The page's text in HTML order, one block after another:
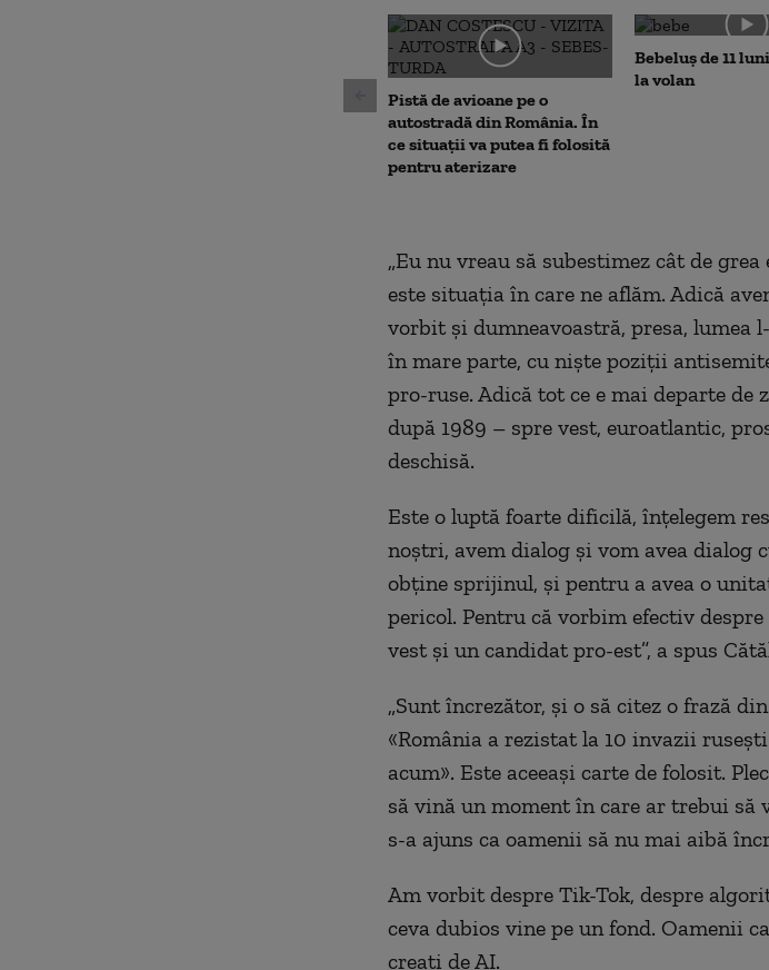
0
secondsVolume
90%
Pistă de avioane pe o
autostradă din România. În
ce situații va putea fi folosită
pentru aterizare
Bebeluș de 11
la volan
„Eu nu vreau să subestimez cât de
este situația în care ne aflăm. Adică
vorbit și dumneavoastră, presa, lumea
în mare parte, cu niște poziții
pro-ruse. Adică tot ce e mai departe de
după 1989 – spre vest, euroatlantic,
deschisă.
Este o luptă foarte dificilă, înțelegem
noștri, avem dialog și vom avea dialog
obține sprijinul, și pentru a avea o
pericol. Pentru că vorbim efectiv
vest și un candidat pro-est”, a spus
„Sunt încrezător, și o să citez o frază
«România a rezistat la 10 invazii
acum». Este aceeași carte de folosit.
să vină un moment în care ar trebui
s-a ajuns ca oamenii să nu mai aibă
Am vorbit despre Tik-Tok, despre
ceva dubios vine pe un fond. Oamenii
creați de AI.